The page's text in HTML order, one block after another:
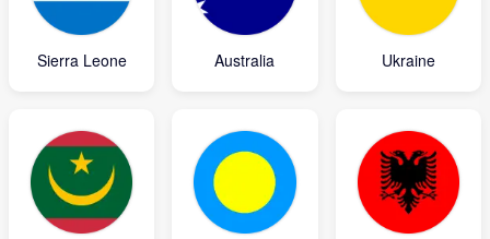
Sierra Leone Australia Ukraine